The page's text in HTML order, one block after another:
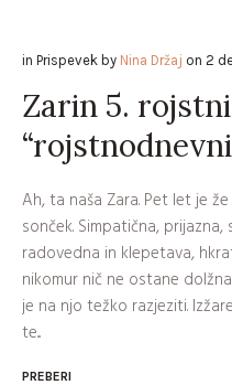
in Prispevek by Nina Držaj on 2
Zarin 5.
Ah, ta naša Zara. Pet let je
sonček. Simpatična,
radovedna in klepetava,
nikomur nič ne ostane
je na njo težko razjeziti.
te...
PREBERI